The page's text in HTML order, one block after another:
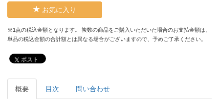
お気に入り
※1点の税込金額となります。 複数の商品をご購入いただいた場合のお支払金額は、
単品の税込金額の合計額とは異なる場合がございますので、予めご了承ください。
ポスト
概要 目次 問い合わせ